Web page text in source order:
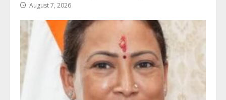
August 7, 2026